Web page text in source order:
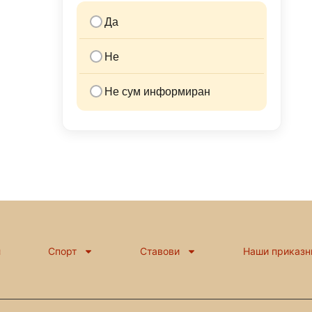
Да
Не
Не сум информиран
Спорт Ставови Наши